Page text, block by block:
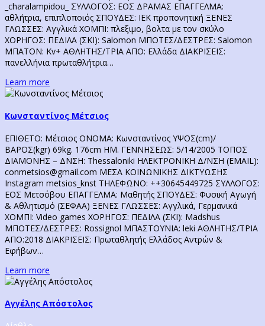
_charalampidou_ ΣΥΛΛΟΓΟΣ: ΕΟΣ ΔΡΑΜΑΣ ΕΠΑΓΓΕΛΜΑ:
αθλήτρια, επιπλοποιός ΣΠΟΥΔΕΣ: ΙΕΚ προπονητική ΞΕΝΕΣ
ΓΛΩΣΣΕΣ: Αγγλικά ΧΟΜΠΙ: πλεξιμο, βολτα με τον σκύλο
ΧΟΡΗΓΟΣ: ΠΕΔΙΛΑ (ΣΚΙ): Salomon ΜΠΟΤΕΣ/ΔΕΣΤΡΕΣ: Salomon
ΜΠΑΤΟΝ: Kv+ AΘΛΗΤΗΣ/ΤΡΙΑ ΑΠΟ: Ελλάδα ΔΙΑΚΡΙΣΕΙΣ:
πανελλήνια πρωταθλήτρια…
Learn more
Κωνσταντίνος Μέτσιος
ΕΠΙΘΕΤΟ: Μέτσιος ΟΝΟΜΑ: Κωνσταντίνος ΥΨΟΣ(cm)/
ΒΑΡΟΣ(kgr) 69kg. 176cm ΗΜ. ΓΕΝΝΗΣΕΩΣ: 5/14/2005 ΤΟΠΟΣ
ΔΙΑΜΟΝΗΣ – ΔΝΣΗ: Thessaloniki ΗΛΕΚΤΡΟΝΙΚΗ Δ/ΝΣΗ (EMAIL):
conmetsios@gmail.com ΜΕΣΑ ΚΟΙΝΩΝΙΚΗΣ ΔΙΚΤΥΩΣΗΣ
Instagram metsios_knst ΤΗΛΕΦΩΝΟ: ++30645449725 ΣΥΛΛΟΓΟΣ:
EOΣ Μετσόβου ΕΠΑΓΓΕΛΜΑ: Μαθητής ΣΠΟΥΔΕΣ: Φυσική Αγωγή
& Αθλητισμό (ΣΕΦΑΑ) ΞΕΝΕΣ ΓΛΩΣΣΕΣ: Αγγλικά, Γερμανικά
ΧΟΜΠΙ: Video games ΧΟΡΗΓΟΣ: ΠΕΔΙΛΑ (ΣΚΙ): Μadshus
ΜΠΟΤΕΣ/ΔΕΣΤΡΕΣ: Rossignol ΜΠΑΣΤΟΥΝΙΑ: leki AΘΛΗΤΗΣ/ΤΡΙΑ
ΑΠΟ:2018 ΔΙΑΚΡΙΣΕΙΣ: Πρωταθλητής Ελλάδος Αντρών &
Εφήβων…
Learn more
Αγγέλης Απόστολος